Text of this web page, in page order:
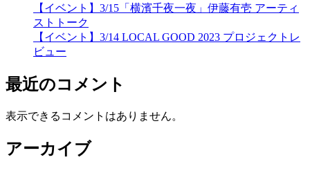
【イベント】3/15「横濱千夜一夜」伊藤有壱 アーティ
ストトーク
【イベント】3/14 LOCAL GOOD 2023 プロジェクトレ
ビュー
最近のコメント
表示できるコメントはありません。
アーカイブ